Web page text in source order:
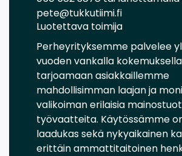
pete@tukkutiimi.fi
Luotettava toimija
Perheyrityksemme palvelee
vuoden vankalla
tarjoamaan asiakkaillemme
mahdollisimman laajan ja
valikoiman erilaisia
työvaatteita. Käytössämme
laadukas sekä nykyaikainen
erittäin ammattitaitoinen